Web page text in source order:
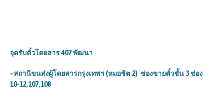
จุดรับตั๋วโดยสาร407 พัฒนา
–สถานีขนส่งผู้โดยสารกรุงเทพฯ (หมอชิต 2) ช่องขายตั๋วชั้น 3 ช่อง
10-12,107,108